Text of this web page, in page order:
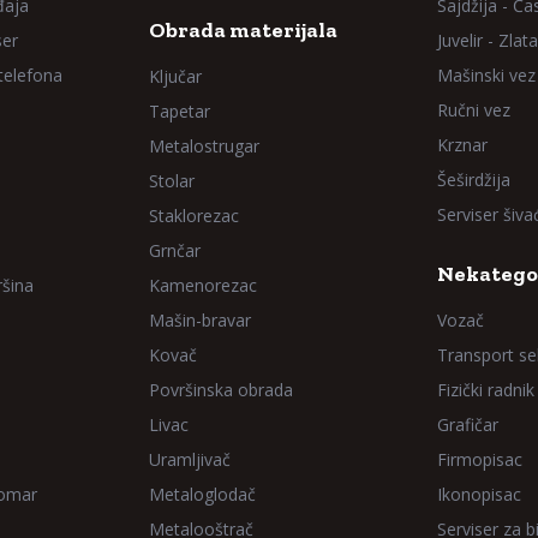
Obrada materijala
Ključar
Tapetar
Metalostrugar
Stolar
Staklorezac
Grnčar
Kamenorezac
Mašin-bravar
Kovač
Površinska obrada
Livac
Uramljivač
Metaloglodač
Metalooštrač
Sajdžija -
Juvelir -
Mašinski vez
Ručni vez
Krznar
Šeširdžija
Serviser
Vozač
Transport
Fizički radnik
Grafičar
Firmopisac
Ikonopisac
Serviser za